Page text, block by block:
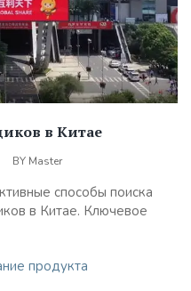
в Китае
BY Master
способы поиска
в Китае. Ключевое
продукта